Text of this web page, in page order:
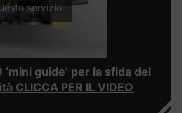
servizio
guide’ per la sfida del
CLICCA PER IL VIDEO